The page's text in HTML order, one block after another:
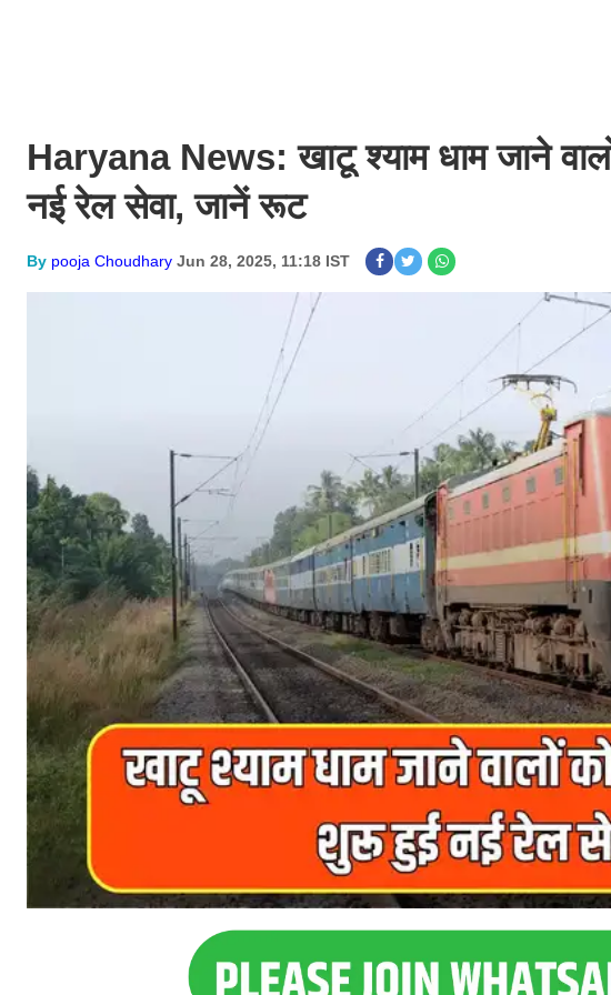
Haryana News: खाटू श्याम धाम जाने
नई रेल सेवा, जानें रूट
By pooja Choudhary Jun 28, 2025, 11:18 IST